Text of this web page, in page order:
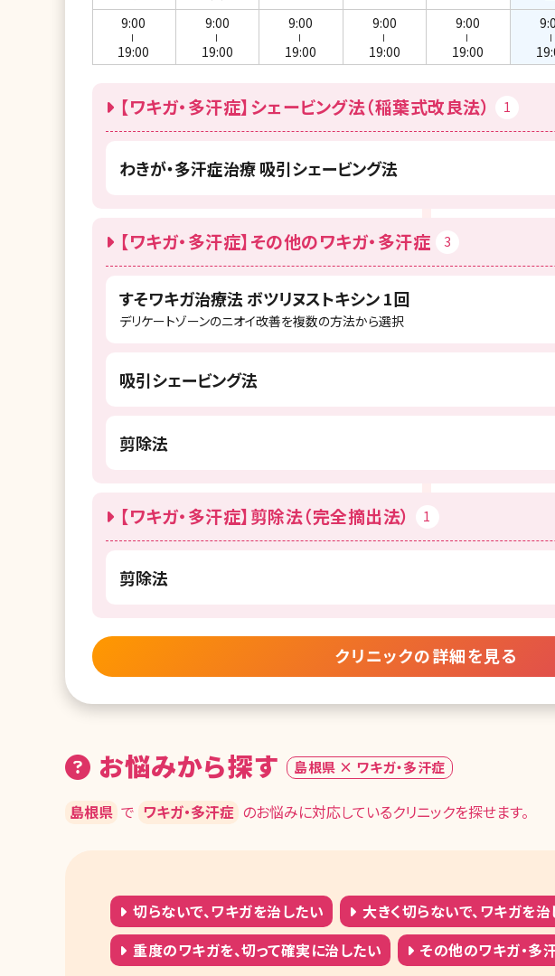
9:00
19:00
9:00
19:00
9:00
19:00
9:00
19:00
9:00
19:00
【ワキガ・多汗症】シェービング法（稲葉式改良法） 1
わきが・多汗症治療 吸引シェービング法
【ワキガ・多汗症】その他のワキガ・多汗症 3
すそワキガ治療法 ボツリヌストキシン 1回
デリケートゾーンのニオイ改善を複数の方法から選択
吸引シェービング法
剪除法
【ワキガ・多汗症】剪除法（完全摘出法） 1
剪除法
クリニックの詳細を見る
お悩みから探す 島根県 × ワキガ・多汗症
島根県 で ワキガ・多汗症 のお悩みに対応しているクリニックを探せます。
切らないで、ワキガを治したい
大きく切らないで、ワキガを
重度のワキガを、切って確実に治したい
その他のワキガ・多